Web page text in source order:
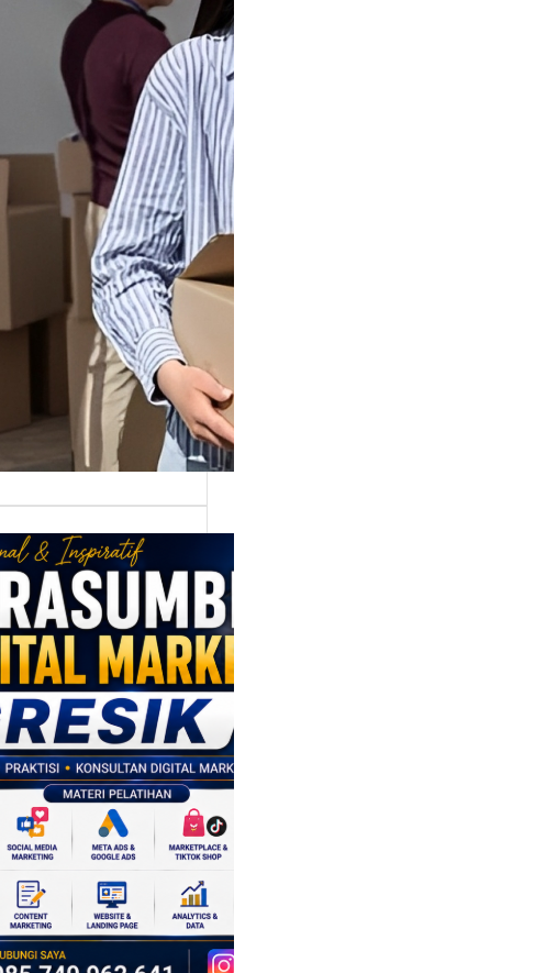
Tik Tok Buat
Jualan, Gimana
Strateginya ?
Juga Cara
Berjualan Di Tiktokshop
TikTok menjadi tempat
Marketing
Saing SDM
Bisnis di Era
dunia
industri tidak hanya
cara
barang,…